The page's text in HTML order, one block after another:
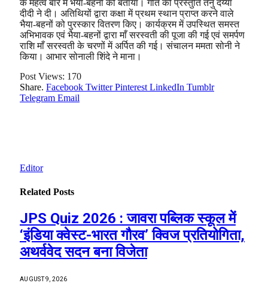
के महत्व बारे में भैया-बहनों को बताया। गीत की प्रस्तुति तनु दय्या
दीदी ने दी। अतिथियों द्वारा कक्षा में प्रथम स्थान प्राप्त करने वाले
भैया-बहनों को पुरस्कार वितरण किए। कार्यक्रम में उपस्थित समस्त
अभिभावक एवं भैया-बहनों द्वारा माँ सरस्वती की पूजा की गई एवं समर्पण
राशि माँ सरस्वती के चरणों में अर्पित की गई। संचालन ममता सोनी ने
किया। आभार सोनाली शिंदे ने माना।
Post Views: 170
Share. Facebook Twitter Pinterest LinkedIn Tumblr
Telegram Email
Editor
Related Posts
JPS Quiz 2026 : जावरा पब्लिक स्कूल में
‘इंडिया क्वेस्ट-भारत गौरव’ क्विज प्रतियोगिता,
अथर्ववेद सदन बना विजेता
AUGUST 9, 2026